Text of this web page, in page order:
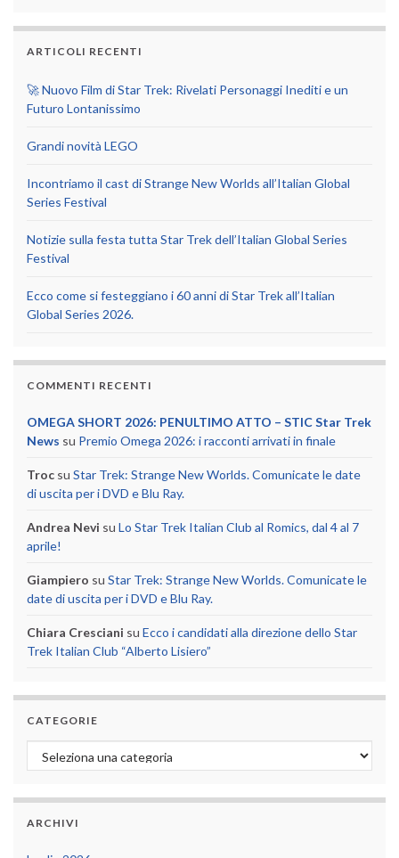
ARTICOLI RECENTI
🚀 Nuovo Film di Star Trek: Rivelati Personaggi Inediti e un
Futuro Lontanissimo
Grandi novità LEGO
Incontriamo il cast di Strange New Worlds all’Italian Global
Series Festival
Notizie sulla festa tutta Star Trek dell’Italian Global Series
Festival
Ecco come si festeggiano i 60 anni di Star Trek all’Italian
Global Series 2026.
COMMENTI RECENTI
OMEGA SHORT 2026: PENULTIMO ATTO – STIC Star Trek
News su Premio Omega 2026: i racconti arrivati in finale
Troc su Star Trek: Strange New Worlds. Comunicate le date
di uscita per i DVD e Blu Ray.
Andrea Nevi su Lo Star Trek Italian Club al Romics, dal 4 al 7
aprile!
Giampiero su Star Trek: Strange New Worlds. Comunicate le
date di uscita per i DVD e Blu Ray.
Chiara Cresciani su Ecco i candidati alla direzione dello Star
Trek Italian Club “Alberto Lisiero”
CATEGORIE
Categorie
ARCHIVI